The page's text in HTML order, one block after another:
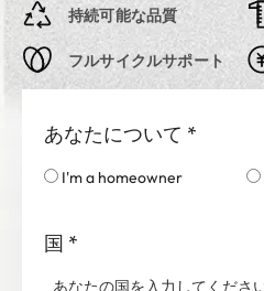
持続可能な品質
フルサイクルサポート
あなたについて *
I'm a homeowner
国 *